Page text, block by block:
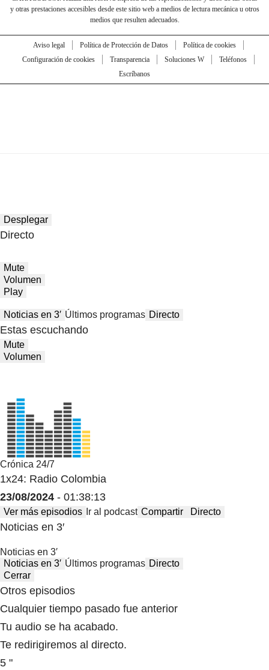
y otras prestaciones accesibles desde este sitio web a medios de lectura mecánica u otros
medios que resulten adecuados.
Aviso legal Política de Protección de Datos
Política de cookies
Configuración de cookies
Transparencia Soluciones W
Teléfonos
Escríbanos
Desplegar
Directo
Mute
Volumen
Play
Noticias en 3′ Últimos programas Directo
Estas escuchando
Mute
Volumen
Crónica 24/7
1x24: Radio Colombia
23/08/2024 - 01:38:13
Ver más episodios Ir al podcast Compartir Directo
Noticias en 3′
Noticias en 3′
Noticias en 3′ Últimos programas Directo
Cerrar
Otros episodios
Cualquier tiempo pasado fue anterior
Tu audio se ha acabado.
Te redirigiremos al directo.
5 "